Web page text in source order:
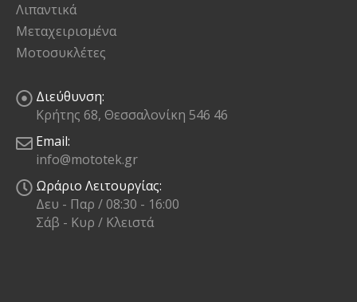
Λιπαντικά
Μεταχειρισμένα
Μοτοσυκλέτες
Διεύθυνση:
Κρήτης 68, Θεσσαλονίκη 546 46
Email:
info@mototek.gr
Ωράριο Λειτουργίας:
Δευ - Παρ / 08:30 - 16:00
Σάβ - Κυρ / Κλειστά